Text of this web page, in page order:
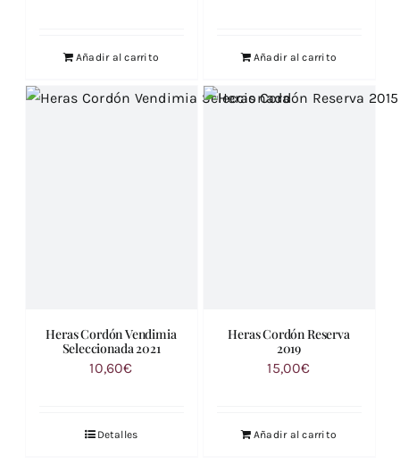
Añadir al carrito Añadir al carrito
Heras Cordón Vendimia
Seleccionada 2021
10,60€
Detalles
Heras Cordón Reserva
2019
15,00€
Añadir al carrito